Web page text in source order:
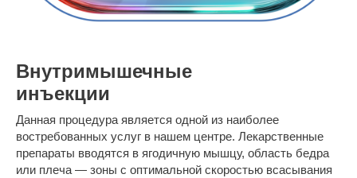
Внутримышечные
инъекции
Данная процедура является одной из наиболее
востребованных услуг в нашем центре. Лекарственные
препараты вводятся в ягодичную мышцу, область бедра
или плеча — зоны с оптимальной скоростью всасывания